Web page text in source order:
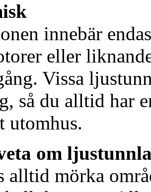
innebär
eller
Vissa
så du alltid har
utomhus.
om
alltid mörka